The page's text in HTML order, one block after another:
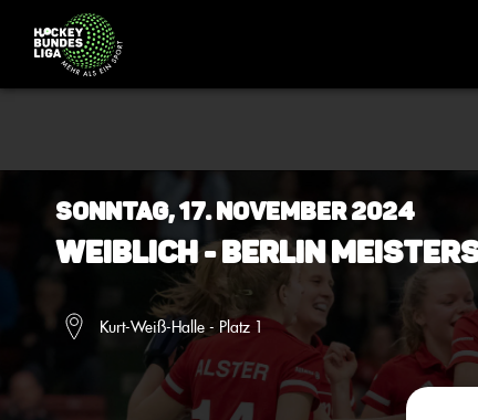
Sonntag, 17. November 2024
Weiblich - BERLIN
Kurt-Weiß-Halle - Platz 1